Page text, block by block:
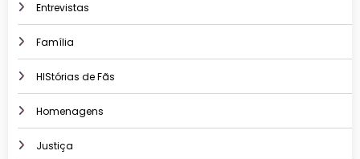
Entrevistas
Família
HIStórias de Fãs
Homenagens
Justiça